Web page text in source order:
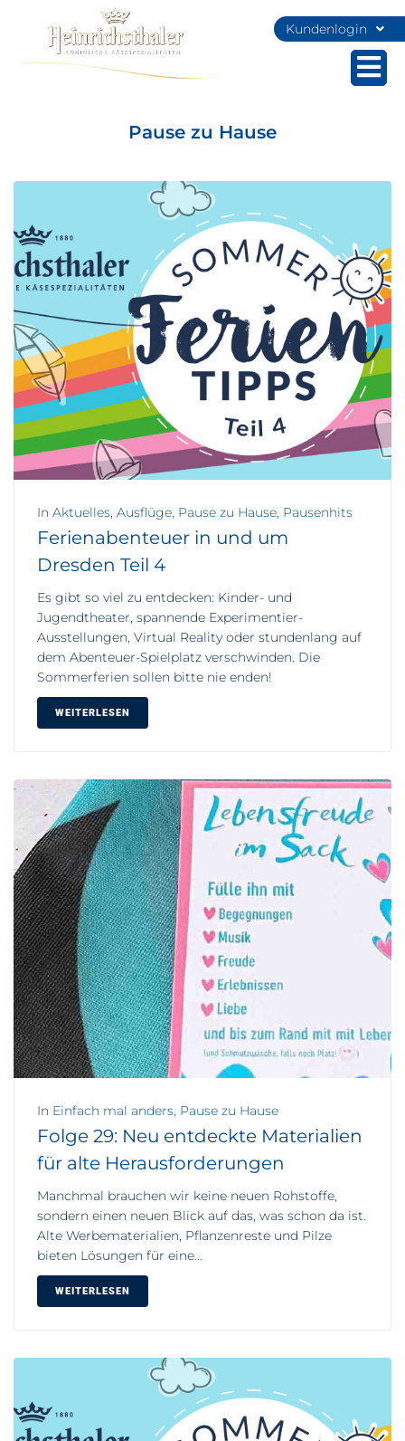
Kundenlogin
Pause zu Hause
In Aktuelles, Ausflüge, Pause zu Hause, Pausenhits
Ferienabenteuer in und um
Dresden Teil 4
Es gibt so viel zu entdecken: Kinder- und
Jugendtheater, spannende Experimentier-
Ausstellungen, Virtual Reality oder stundenlang auf
dem Abenteuer-Spielplatz verschwinden. Die
Sommerferien sollen bitte nie enden!
WEITERLESEN
In Einfach mal anders, Pause zu Hause
Folge 29: Neu entdeckte Materialien
für alte Herausforderungen
Manchmal brauchen wir keine neuen Rohstoffe,
sondern einen neuen Blick auf das, was schon da ist.
Alte Werbematerialien, Pflanzenreste und Pilze
bieten Lösungen für eine...
WEITERLESEN